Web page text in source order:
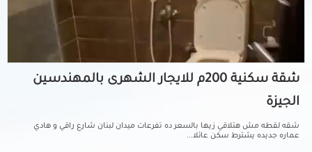
شقة سكنية 200م للايجار الشهرى بالمهندسين
الجيزة
شقه لقطه مش هتلاقي زيها بالسعر ده تفرعات ميدان لبنان شارع راقي و هادي
عماره جديده يشترط سكن عائلا...